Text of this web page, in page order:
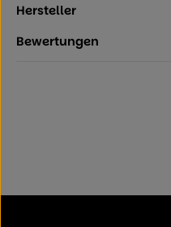
Hersteller
Bewertungen